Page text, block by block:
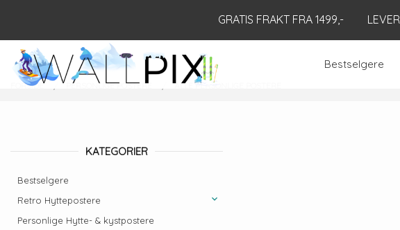
innholdet
GRATIS FRAKT FRA 1499,-
PRODUKTER
Bestselgere
FORSIDE PERSONLIGE POSTERE ALLE PERSONLIGE POSTERE
KATEGORIER
Bestselgere
Retro Hyttepostere
Personlige Hytte- & kystpostere